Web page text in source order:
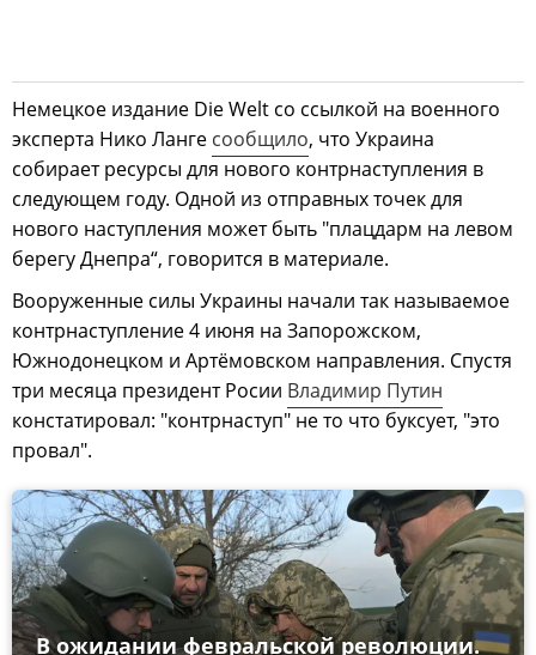
Немецкое издание Die Welt со ссылкой на военного
эксперта Нико Ланге сообщило, что Украина
собирает ресурсы для нового контрнаступления в
следующем году. Одной из отправных точек для
нового наступления может быть "плацдарм на левом
берегу Днепра“, говорится в материале.
Вооруженные силы Украины начали так называемое
контрнаступление 4 июня на Запорожском,
Южнодонецком и Артёмовском направления. Спустя
три месяца президент Росии Владимир Путин
констатировал: "контрнаступ" не то что буксует, "это
провал".
В ожидании февральской революции.